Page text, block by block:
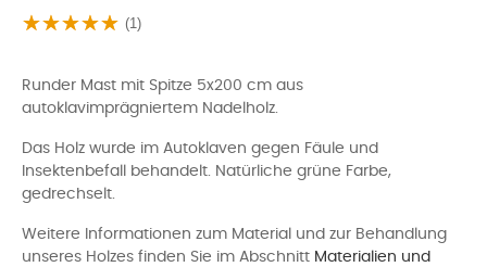
(1)
Runder Mast mit Spitze 5x200 cm aus
autoklavimprägniertem Nadelholz.
Das Holz wurde im Autoklaven gegen Fäule und
Insektenbefall behandelt. Natürliche grüne Farbe,
gedrechselt.
Weitere Informationen zum Material und zur Behandlung
unseres Holzes finden Sie im Abschnitt Materialien und